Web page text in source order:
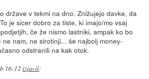
države v tekmi na dno. Znižujejo davke, da
je sicer dobro za tiste, ki imajo/mo vsaj
če že nismo lastniki, ampak ko bo
nam, ne sirotinji... še najbolj money-
odstranili na kak otok.
16:12 izjavil: